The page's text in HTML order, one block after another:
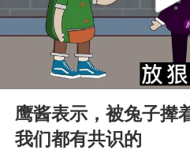
人贩子“
“老头
河南：
被一条
Play
00:00
鹰酱表示，被兔子撵
我们都有共识的